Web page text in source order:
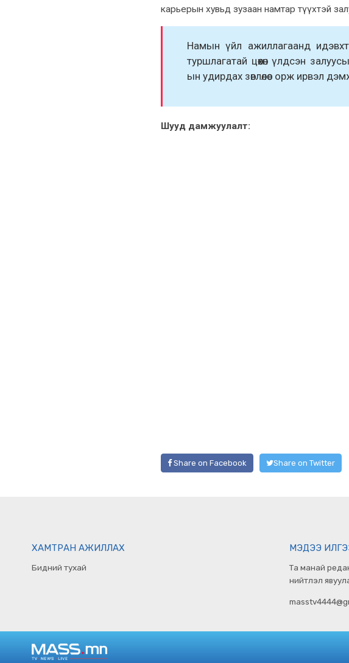
карьерын хувьд зузаан намтар түүхтэй
Намын үйл ажиллагаанд
туршлагатай цөөхөн үлдсэн
ын удирдах зөвлөлөөс орж ирвэл
Шууд дамжуулалт:
Share on Facebook Share on Twitter
ХАМТРАН АЖИЛЛАХ
Бидний тухай
МЭДЭЭ
Та манай
нийтлэл